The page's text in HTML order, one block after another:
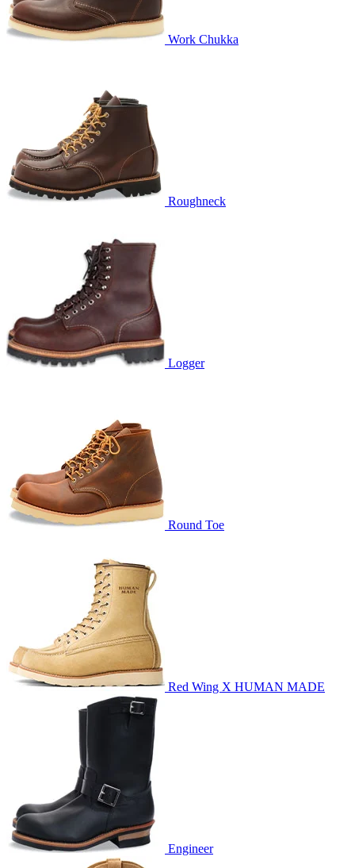
Work Chukka
Roughneck
Logger
Round Toe
Red Wing X HUMAN MADE
Engineer